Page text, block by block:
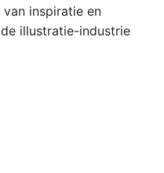
inspiratie en
illustratie-industrie